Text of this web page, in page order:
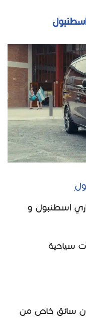
اسطنبول و
سياحية
سائق خاص من